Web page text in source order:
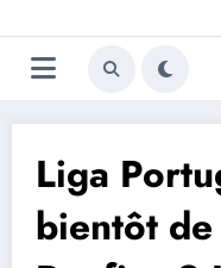
au
contenu
Liga
bientôt